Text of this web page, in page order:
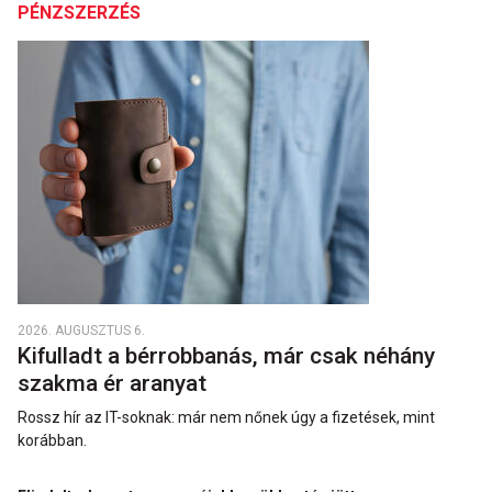
PÉNZSZERZÉS
2026. AUGUSZTUS 6.
Kifulladt a bérrobbanás, már csak néhány
szakma ér aranyat
Rossz hír az IT-soknak: már nem nőnek úgy a fizetések, mint
korábban.